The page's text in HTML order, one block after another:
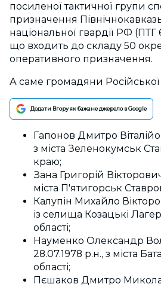
посиленої тактичної групи
призначення
національної гвардії РФ
що входить до складу 50
оперативного призначення.
А саме громадяни Російської
Додати Вгору як бажане джерело в Google
Гапонов Дмитро
з міста Зеленокумськ
краю;
Зана Григорій
міста П'ятигорськ
Калупін Михайло
із селища Козацькі
області;
Науменко Олександр
28.07.1978 р.н., з міста
області;
Пєшаков Дмитро